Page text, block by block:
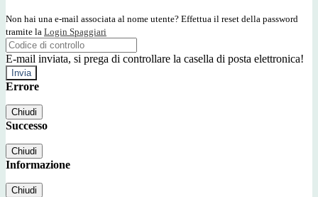
Non hai una e-mail associata al nome utente? Effettua il reset della password
tramite la Login Spaggiari
E-mail inviata, si prega di controllare la casella di posta elettronica!
Errore
Chiudi
Successo
Chiudi
Informazione
Chiudi